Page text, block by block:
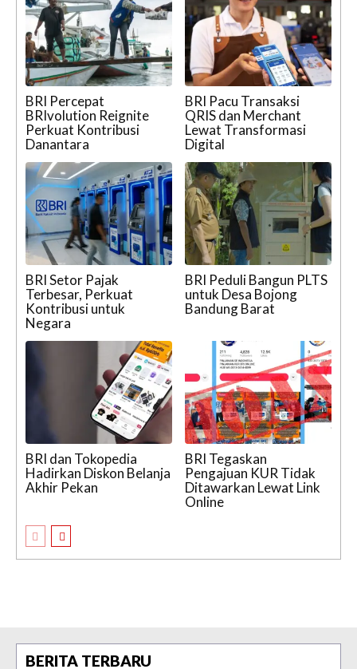
BRI Percepat
BRIvolution Reignite
Perkuat Kontribusi
Danantara
BRI Pacu Transaksi
QRIS dan Merchant
Lewat Transformasi
Digital
BRI Setor Pajak
Terbesar, Perkuat
Kontribusi untuk
Negara
BRI Peduli Bangun PLTS
untuk Desa Bojong
Bandung Barat
BRI dan Tokopedia
Hadirkan Diskon Belanja
Akhir Pekan
BRI Tegaskan
Pengajuan KUR Tidak
Ditawarkan Lewat Link
Online
BERITA TERBARU